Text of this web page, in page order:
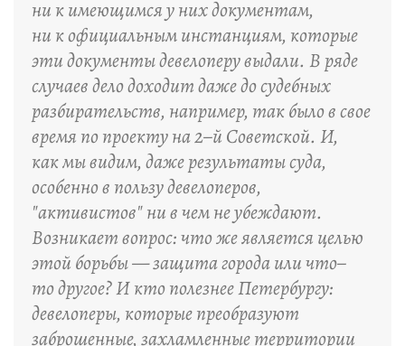
ни к имеющимся у них документам,
ни к официальным инстанциям, которые
эти документы девелоперу выдали. В ряде
случаев дело доходит даже до судебных
разбирательств, например, так было в свое
время по проекту на 2–й Советской. И,
как мы видим, даже результаты суда,
особенно в пользу девелоперов,
"активистов" ни в чем не убеждают.
Возникает вопрос: что же является целью
этой борьбы — защита города или что–
то другое? И кто полезнее Петербургу:
девелоперы, которые преобразуют
заброшенные, захламленные территории